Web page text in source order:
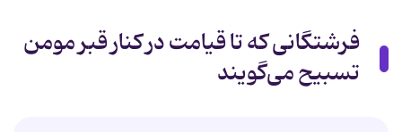
فرشتگانی که تا قیامت در کنار قبر مومن
تسبیح می‌گویند